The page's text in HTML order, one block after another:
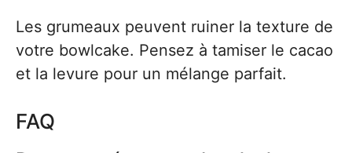
Les grumeaux peuvent ruiner la texture de
votre bowlcake. Pensez à tamiser le cacao
et la levure pour un mélange parfait.
FAQ